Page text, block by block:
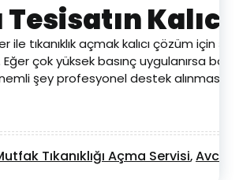
Tesisatın
ile tıkanıklık açmak kalıcı çözüm
Eğer çok yüksek basınç uygulanırsa
şey profesyonel destek alınması
Tıkanıklığı Açma Servisi,